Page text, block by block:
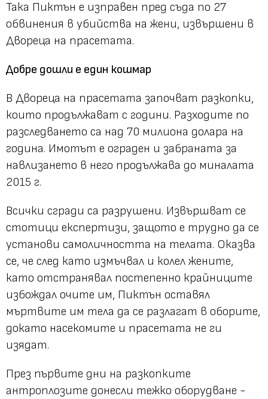
Така Пиктън е изправен пред съда по 27
обвинения в убийства на жени, извършени в
Двореца на прасетата.
Добре дошли е един кошмар
В Двореца на прасетата започват разкопки,
които продължават с години. Разходите по
разследването са над 70 милиона долара на
година. Имотът е ограден и забраната за
навлизането в него продължава до миналата
2015 г.
Всички сгради са разрушени. Извършват се
стотици експертизи, защото е трудно да се
установи самоличността на телата. Оказва
се, че след като измъчвал и колел жените,
като отстранявал постепенно крайниците
избождал очите им, Пиктън оставял
мъртвите им тела да се разлагат в оборите,
докато насекомите и прасетата не ги
изядат.
През първите дни на разкопките
антроплозите донесли тежко оборудване -